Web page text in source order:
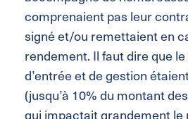
comprenaient pas leur
signé et/ou remettaient en
rendement. Il faut dire que
d’entrée et de gestion
(jusqu’à 10% du montant
qui impactait grandement le